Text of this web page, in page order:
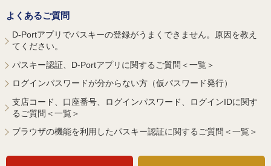
よくあるご質問
D-Portアプリでパスキーの登録がうまくできません。原因を教え
てください。
パスキー認証、D-Portアプリに関するご質問＜一覧＞
ログインパスワードが分からない方（仮パスワード発行）
支店コード、口座番号、ログインパスワード、ログインIDに関す
るご質問＜一覧＞
ブラウザの機能を利用したパスキー認証に関するご質問＜一覧＞